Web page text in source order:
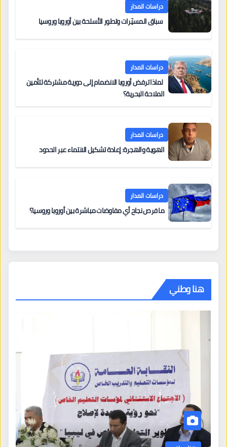
دراسات المدار
سباق المسيّرات وتطور الأسلحة بين أوروبا وروسيا
دراسات المدار
لماذا ترفض أوروبا الانضمام إلى دورية مشتركة لتأمين
الملاحة البحرية؟
دراسات المدار
الهوية والهجرة: إعادة تشكيل الانتماء عبر الحدود
دراسات المدار
ما فرص نجاح أي مفاوضات مباشرة بين أوروبا وروسيا؟
هنا وطني